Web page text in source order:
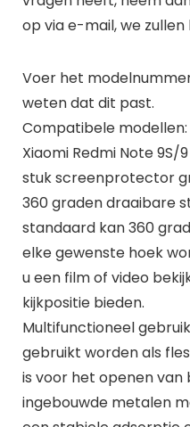
op via e-mail, we
Voer het
weten dat dit past.
Compatibele
Xiaomi Redmi Note 9S/
stuk screenprotector
360 graden draaibare
standaard kan 360
elke gewenste hoek
u een film of video
kijkpositie bieden.
Multifunctioneel
gebruikt worden als
is voor het openen van
ingebouwde metalen